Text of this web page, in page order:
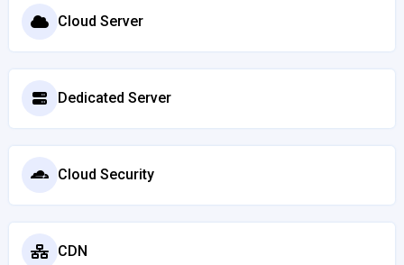
Cloud Server
Dedicated Server
Cloud Security
CDN